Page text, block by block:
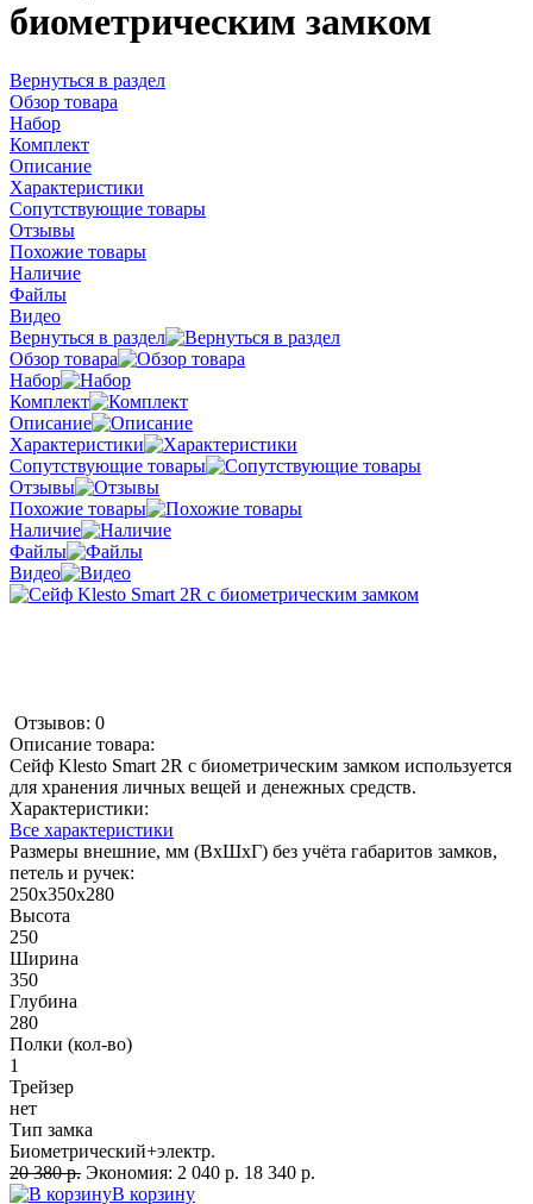
биометрическим замком
Вернуться в раздел
Обзор товара
Набор
Комплект
Описание
Характеристики
Сопутствующие товары
Отзывы
Похожие товары
Наличие
Файлы
Видео
Вернуться в раздел
Обзор товара
Набор
Комплект
Описание
Характеристики
Сопутствующие товары
Отзывы
Похожие товары
Наличие
Файлы
Видео
Отзывов: 0
Описание товара:
Сейф Klesto Smart 2R с биометрическим замком используется
для хранения личных вещей и денежных средств.
Характеристики:
Все характеристики
Размеры внешние, мм (ВхШхГ) без учёта габаритов замков,
петель и ручек:
250x350x280
Высота
250
Ширина
350
Глубина
280
Полки (кол-во)
1
Трейзер
нет
Тип замка
Биометрический+электр.
20 380 р. Экономия: 2 040 р. 18 340 р.
В корзину